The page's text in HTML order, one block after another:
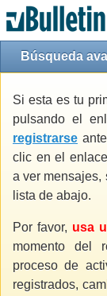
Búsqueda
Si esta es tu
pulsando el
registrarse
clic en el
a ver mensajes,
lista de abajo.
Por favor, usa
momento del
proceso de
registrados,